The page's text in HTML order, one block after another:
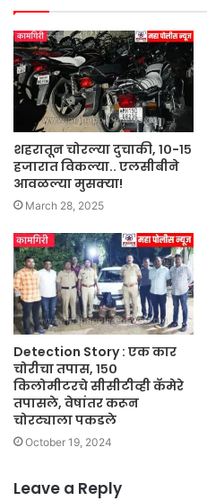
शहरातून चोरल्या दुचाकी, १०-१५
हजारात विकल्या.. एलसीबीने
आवळल्या मुसक्या!
March 28, 2025
Detection Story : एक कार
चोरीचा तपास, १५०
किलोमीटरचे सीसीटीव्ही कॅमेरे
तपासले, वेषांतर करून
चोरट्याला पकडले
October 19, 2024
Leave a Reply